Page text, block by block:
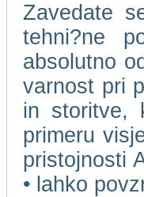
Zavedate
tehni?ne
absolutno
varnost pri
in storitve,
primeru
pristojnosti
• lahko